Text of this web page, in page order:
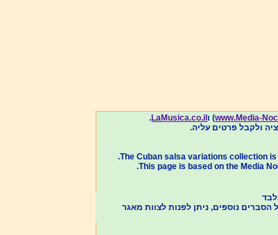
www.Media-) ו LaMusica.co.il
.
The Cuban salsa variations collection
.
This page is based on the Media
נוספים, ניתן לפנות לצוות מאגר